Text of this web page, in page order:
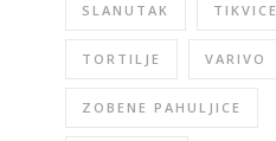
SLANUTAK TIKVICE
TORTILJE VARIVO
ZOBENE PAHULJICE